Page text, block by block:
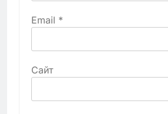
Email *
Сайт